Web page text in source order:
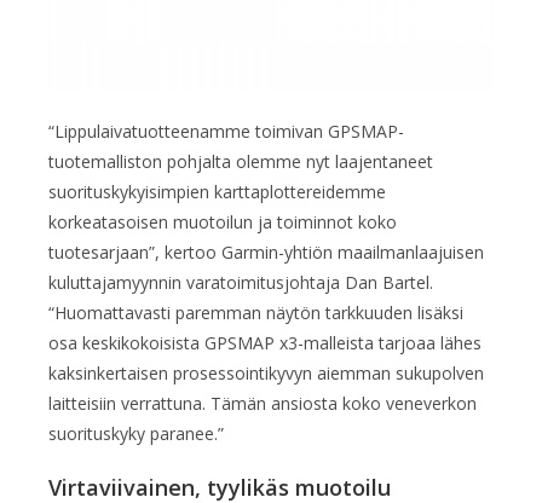
“Lippulaivatuotteenamme toimivan GPSMAP-
tuotemalliston pohjalta olemme nyt laajentaneet
suoritus­kykyisimpien karttaplottereidemme
korkeatasoisen muotoilun ja toiminnot koko
tuotesarjaan”, kertoo Garmin-yhtiön maailmanlaajuisen
kuluttajamyynnin varatoimi­tusjohtaja Dan Bartel.
“Huomattavasti paremman näytön tarkkuuden lisäksi
osa keskikokoisista GPSMAP x3-malleista tarjoaa lähes
kaksinkertai­sen prosessointikyvyn aiemman sukupolven
laitteisiin verrattuna. Tämän ansiosta koko veneverkon
suorituskyky paranee.”
Virtaviivainen, tyylikäs muotoilu